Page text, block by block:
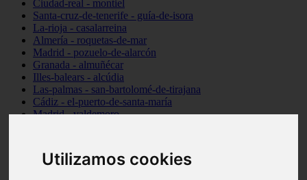
Utilizamos cookies
Ciudad-real - montiel
Santa-cruz-de-tenerife - guía-de-isora
La-rioja - casalarreina
Almería - roquetas-de-mar
Madrid - pozuelo-de-alarcón
Granada - almuñécar
Illes-balears - alcúdia
Las-palmas - san-bartolomé-de-tirajana
Cádiz - el-puerto-de-santa-maría
Madrid - valdemoro
Cantabria - suances
Sevilla - bormujos